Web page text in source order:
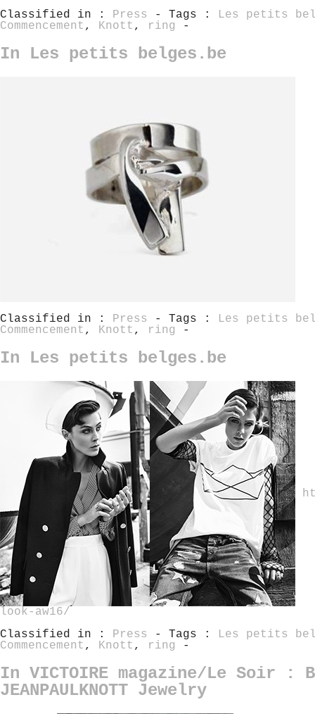
Classified in : Press - Tags :
Les petits
Commencement , Knott , ring -
In Les petits belges.be
Classified in : Press - Tags :
Les petits
Commencement , Knott , ring -
In Les petits belges.be
look-aw16/
Classified in : Press - Tags :
Les petits
Commencement , Knott , ring -
In VICTOIRE magazine/Le Soir :
JEANPAULKNOTT Jewelry